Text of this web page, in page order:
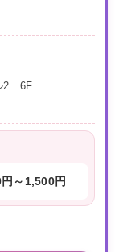
2 6F
～1,500円